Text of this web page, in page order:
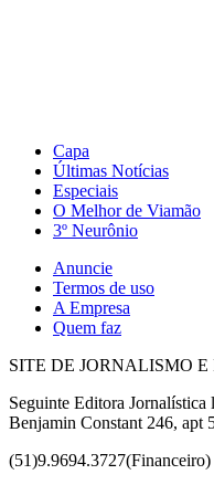
Capa
Últimas Notícias
Especiais
O Melhor de Viamão
3º Neurônio
Anuncie
Termos de uso
A Empresa
Quem faz
SITE DE JORNALISMO
Seguinte Editora Jornalística
Benjamin Constant 246, apt
(51)9.9694.3727(Financeiro)